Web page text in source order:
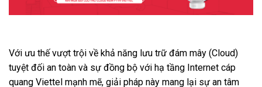
Với ưu thế vượt trội về khả năng lưu trữ đám mây (Cloud)
tuyệt đối an toàn và sự đồng bộ với hạ tầng Internet cáp
quang Viettel mạnh mẽ, giải pháp này mang lại sự an tâm